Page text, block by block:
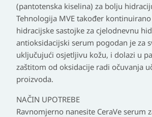
(pantotenska kiselina) za bolju
Tehnologija MVE također
hidracijske sastojke za cjelodnevnu
antioksidacijski serum pogodan je za
uključujući osjetljivu kožu, i dolazi u
zaštitom od oksidacije radi očuvanja
proizvoda.
NAČIN UPOTREBE
Ravnomjerno nanesite CeraVe serum